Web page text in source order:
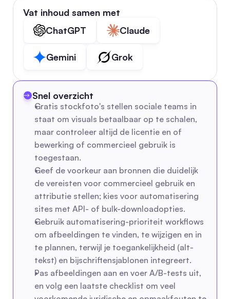
Vat inhoud samen met
ChatGPT
Claude
Gemini Grok
Snel overzicht
Gratis stockfoto's stellen sociale teams in
staat om visuals betaalbaar op te schalen,
maar controleer altijd de licentie en of
bewerking of commercieel gebruik is
toegestaan.
Geef de voorkeur aan bronnen die duidelijk
de vereisten voor commercieel gebruik en
attributie stellen; kies voor automatisering
sites met API- of bulk-downloadopties.
Gebruik automatisering-prioriteit workflows
om afbeeldingen te vinden, te wijzigen en in
te plannen, terwijl je toegankelijkheid (alt-
tekst) en bijschriftensjablonen integreert.
Pas afbeeldingen aan en voer A/B-tests uit,
en volg een laatste checklist om veel